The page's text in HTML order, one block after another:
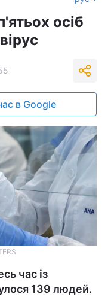
осіб
в Google
час із
139 людей.